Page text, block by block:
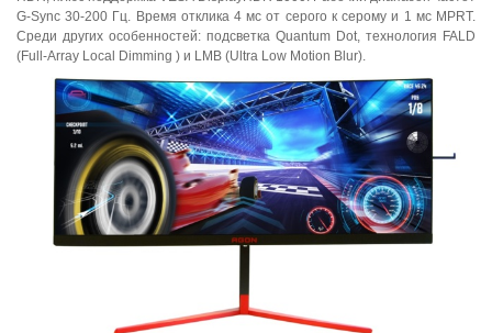
G-Sync 30-200 Гц. Время отклика 4 мс от серого к серому и 1 мс MPRT.
Среди других особенностей: подсветка Quantum Dot, технология FALD
(Full-Array Local Dimming ) и LMB (Ultra Low Motion Blur).